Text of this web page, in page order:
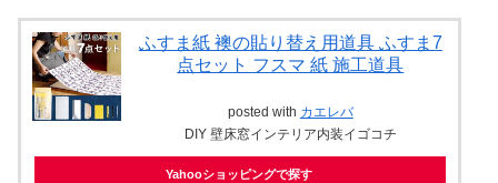
ふすま紙 襖の貼り替え用道具 ふすま7
点セット フスマ 紙 施工道具
posted with カエレバ
DIY 壁床窓インテリア内装イゴコチ
Yahooショッピングで探す